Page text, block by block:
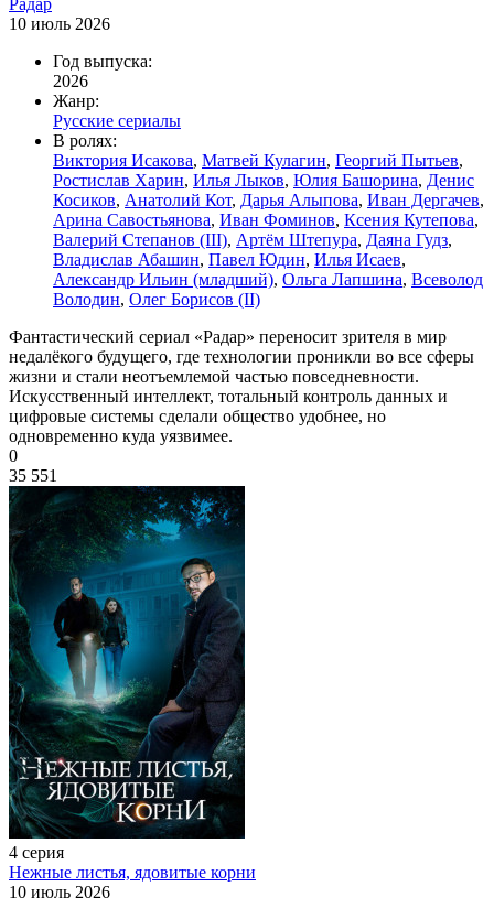
Радар
10 июль 2026
Год выпуска:
2026
Жанр:
Русские сериалы
В ролях:
Виктория Исакова, Матвей Кулагин, Георгий Пытьев,
Ростислав Харин, Илья Лыков, Юлия Башорина, Денис
Косиков, Анатолий Кот, Дарья Алыпова, Иван Дергачев,
Арина Савостьянова, Иван Фоминов, Ксения Кутепова,
Валерий Степанов (III), Артём Штепура, Даяна Гудз,
Владислав Абашин, Павел Юдин, Илья Исаев,
Александр Ильин (младший), Ольга Лапшина, Всеволод
Володин, Олег Борисов (II)
Фантастический сериал «Радар» переносит зрителя в мир
недалёкого будущего, где технологии проникли во все сферы
жизни и стали неотъемлемой частью повседневности.
Искусственный интеллект, тотальный контроль данных и
цифровые системы сделали общество удобнее, но
одновременно куда уязвимее.
0
35 551
4 серия
Нежные листья, ядовитые корни
10 июль 2026